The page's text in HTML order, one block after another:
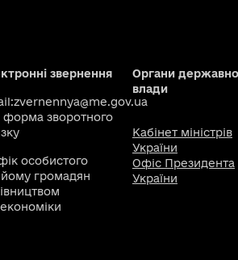
звернення
zvernennya@me.gov.ua
форма зворотного
особистого
громадян
Органи
влади
Кабінет міністрів
України
Офіс Президента
України